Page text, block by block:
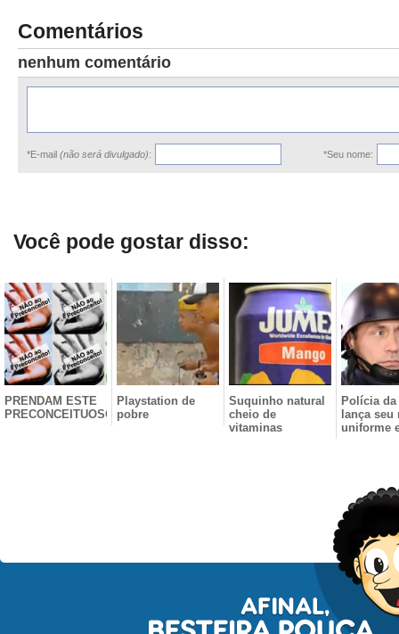
Comentários
nenhum comentário
*E-mail (não será divulgado): *Seu nome:
Você pode gostar disso:
PRENDAM ESTE
PRECONCEITUOSO!
Playstation de
pobre
Suquinho natural
cheio de
vitaminas
Polícia da
lança seu
uniforme